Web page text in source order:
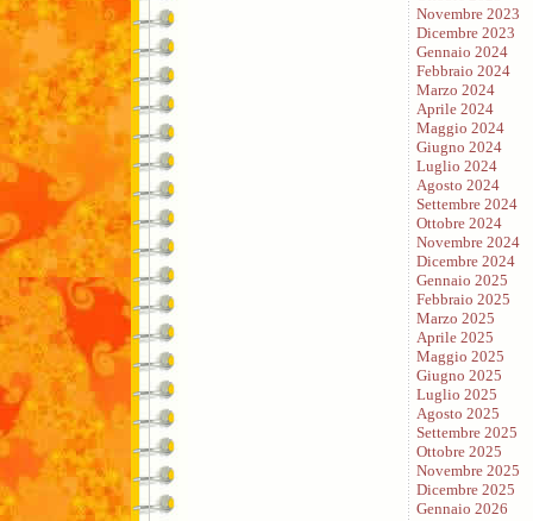
Novembre 2023
Dicembre 2023
Gennaio 2024
Febbraio 2024
Marzo 2024
Aprile 2024
Maggio 2024
Giugno 2024
Luglio 2024
Agosto 2024
Settembre 2024
Ottobre 2024
Novembre 2024
Dicembre 2024
Gennaio 2025
Febbraio 2025
Marzo 2025
Aprile 2025
Maggio 2025
Giugno 2025
Luglio 2025
Agosto 2025
Settembre 2025
Ottobre 2025
Novembre 2025
Dicembre 2025
Gennaio 2026